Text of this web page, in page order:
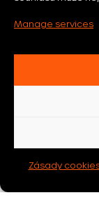
Manage services
Zásady
felicityhotels.cz
Terms of
General
We